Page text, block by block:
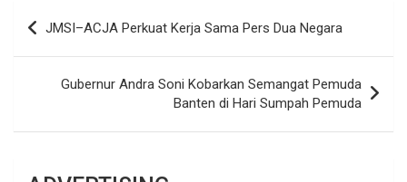
Navigasi
pos
JMSI–ACJA Perkuat Kerja Sama Pers Dua Negara
Gubernur Andra Soni Kobarkan Semangat Pemuda
Banten di Hari Sumpah Pemuda